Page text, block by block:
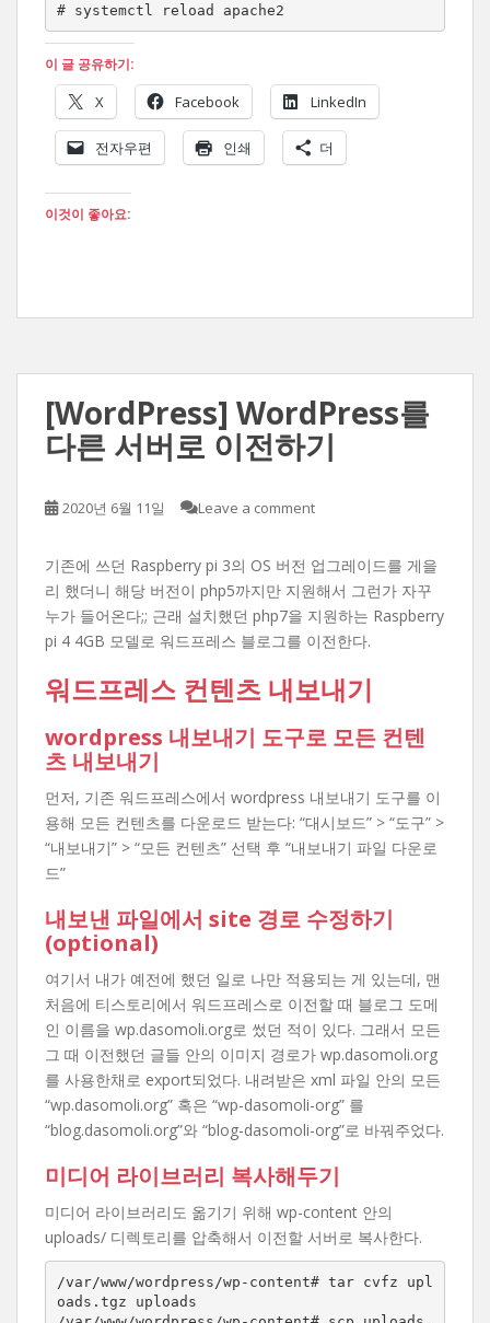
# systemctl reload apache2
이 글 공유하기:
X Facebook LinkedIn
전자우편 인쇄 더
이것이 좋아요:
[WordPress] WordPress를
다른 서버로 이전하기
2020년 6월 11일 Leave a comment
기존에 쓰던 Raspberry pi 3의 OS 버전 업그레이드를 게을
리 했더니 해당 버전이 php5까지만 지원해서 그런가 자꾸
누가 들어온다;; 근래 설치했던 php7을 지원하는 Raspberry
pi 4 4GB 모델로 워드프레스 블로그를 이전한다.
워드프레스 컨텐츠 내보내기
wordpress 내보내기 도구로 모든 컨텐
츠 내보내기
먼저, 기존 워드프레스에서 wordpress 내보내기 도구를 이
용해 모든 컨텐츠를 다운로드 받는다: “대시보드” > “도구” >
“내보내기” > “모든 컨텐츠” 선택 후 “내보내기 파일 다운로
드”
내보낸 파일에서 site 경로 수정하기
(optional)
여기서 내가 예전에 했던 일로 나만 적용되는 게 있는데, 맨
처음에 티스토리에서 워드프레스로 이전할 때 블로그 도메
인 이름을 wp.dasomoli.org로 썼던 적이 있다. 그래서 모든
그 때 이전했던 글들 안의 이미지 경로가 wp.dasomoli.org
를 사용한채로 export되었다. 내려받은 xml 파일 안의 모든
“wp.dasomoli.org” 혹은 “wp-dasomoli-org” 를
“blog.dasomoli.org”와 “blog-dasomoli-org”로 바꿔주었다.
미디어 라이브러리 복사해두기
미디어 라이브러리도 옮기기 위해 wp-content 안의
uploads/ 디렉토리를 압축해서 이전할 서버로 복사한다.
/var/www/wordpress/wp-content# tar cvfz upl
oads.tgz uploads